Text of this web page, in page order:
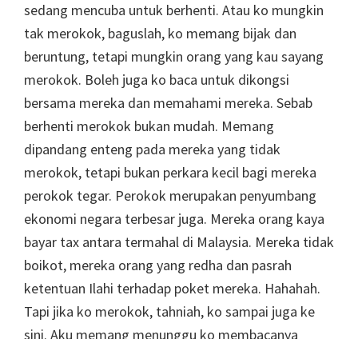
sedang mencuba untuk berhenti. Atau ko mungkin
tak merokok, baguslah, ko memang bijak dan
beruntung, tetapi mungkin orang yang kau sayang
merokok. Boleh juga ko baca untuk dikongsi
bersama mereka dan memahami mereka. Sebab
berhenti merokok bukan mudah. Memang
dipandang enteng pada mereka yang tidak
merokok, tetapi bukan perkara kecil bagi mereka
perokok tegar. Perokok merupakan penyumbang
ekonomi negara terbesar juga. Mereka orang kaya
bayar tax antara termahal di Malaysia. Mereka tidak
boikot, mereka orang yang redha dan pasrah
ketentuan Ilahi terhadap poket mereka. Hahahah.
Tapi jika ko merokok, tahniah, ko sampai juga ke
sini. Aku memang menunggu ko membacanya